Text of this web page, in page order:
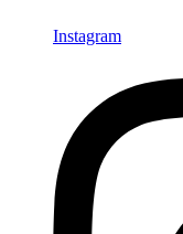
Instagram